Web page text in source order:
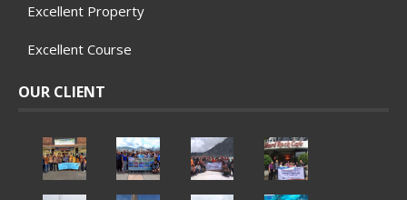
Excellent Property
Excellent Course
OUR CLIENT